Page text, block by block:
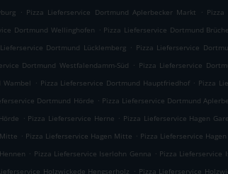
. Pizza Lieferservice Dortmund Aplerbecker Markt .
Dortmund Wellinghofen . Pizza Lieferservice Dortmund
Dortmund Lücklemberg . Pizza Lieferservice
Dortmund Westfalendamm-Süd . Pizza Lieferservice
Wambel . Pizza Lieferservice Dortmund Hauptfriedhof . Pizza
Dortmund Hörde . Pizza Lieferservice Dortmund
. Pizza Lieferservice Herne . Pizza Lieferservice Hagen
. Pizza Lieferservice Hagen Mitte . Pizza Lieferservice Hagen
. Pizza Lieferservice Iserlohn Genna . Pizza Lieferservice
Holzwickede Hengserholz . Pizza Lieferservice